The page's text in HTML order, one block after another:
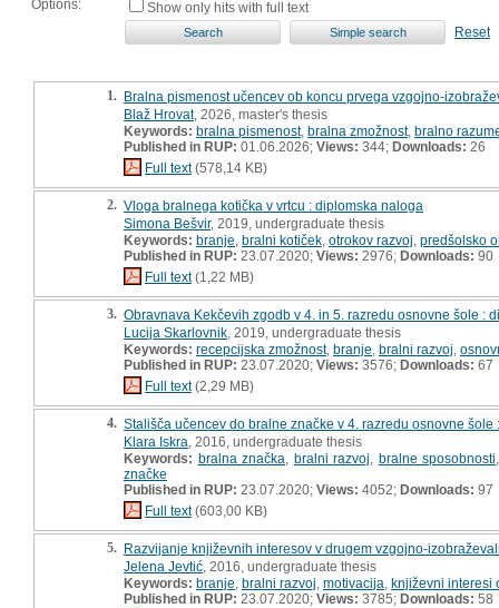
Options:
Show only hits with full text
Reset
1. Bralna pismenost učencev ob koncu prvega vzgojno-
Blaž Hrovat, 2026, master's thesis
Keywords: bralna pismenost, bralna zmožnost, bralno
Published in RUP: 01.06.2026; Views: 344; Downloads: 26
Full text(578,14 KB)
2. Vloga bralnega kotička v vrtcu : diplomska naloga
Simona Bešvir, 2019, undergraduate thesis
Keywords: branje bralni kotiček otrokov razvoj predšolsko
Published in RUP: 23.07.2020; Views: 2976; Downloads: 90
Full text(1,22 MB)
3. Obravnava Kekčevih zgodb v 4. in 5. razredu osnovne šole :
Lucija Skarlovnik , 2019, undergraduate thesis
Keywords: recepcijska zmožnost, branje bralni razvoj
Published in RUP: 23.07.2020; Views: 3576; Downloads: 67
Full text(2,29 MB)
4. Stališča učencev do bralne značke v 4. razredu osnovne šole
Klara Iskra , 2016, undergraduate thesis
Keywords: bralna značka bralni razvoj bralne sposobnosti
značke
Published in RUP: 23.07.2020; Views: 4052; Downloads: 97
Full text(603,00 KB)
5. Razvijanje književnih interesov v drugem vzgojno-
Jelena Jevtić , 2016, undergraduate thesis
Keywords: branje bralni razvoj motivacija književni interesi
Published in RUP: 23.07.2020; Views: 3785; Downloads: 58